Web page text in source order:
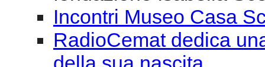
Incontri Museo Casa
RadioCemat dedica